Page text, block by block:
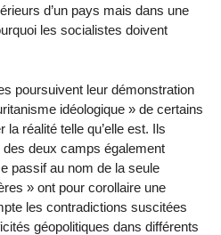
d’un pays mais dans une
les socialistes doivent
poursuivent leur démonstration
idéologique » de certains
réalité telle qu’elle est. Ils
deux camps également
passif au nom de la seule
» ont pour corollaire une
les contradictions suscitées
géopolitiques dans différents